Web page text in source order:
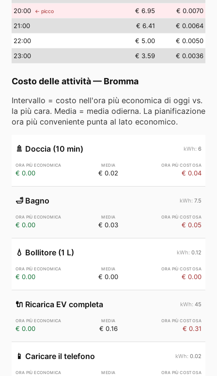
20:00 ← picco € 6.95
€ 0.0070
21:00 € 6.41
€ 0.0064
22:00 € 5.00
€ 0.0050
23:00 € 3.59 € 0.0036
Costo delle attività— Bromma
Intervallo = costo nell'ora più economica di oggi vs.
la più cara. Media = media odierna. La pianificazione
ora più conveniente punta al lato economico.
🚿 Doccia (10 min) 6
€ 0.00 € 0.02 € 0.04
🛁 Bagno 7.5
€ 0.00 € 0.03 € 0.05
💧 Bollitore (1 L) 0.12
€ 0.00 € 0.00 € 0.00
🔌 Ricarica EV completa 45
€ 0.00 € 0.16 € 0.31
📱 Caricare il telefono 0.02